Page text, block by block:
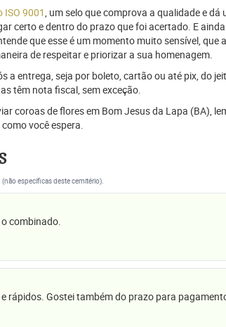
9001, um selo que comprova a qualidade e
certo e dentro do prazo que foi acertado. E
que esse é um momento muito sensível,
de respeitar e priorizar a sua homenagem.
a entrega, seja por boleto, cartão ou até pix, do
têm nota fiscal, sem exceção.
coroas de flores em Bom Jesus da Lapa (BA),
você espera.
(não específicas deste cemitério).
combinado.
rápidos. Gostei também do prazo para